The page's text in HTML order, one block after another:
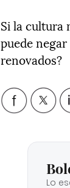
Si la cultura
puede
renovados?
Lo